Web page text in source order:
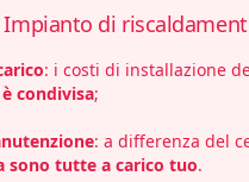
Impianto di
: i costi di installazione
condivisa;
: a differenza del
sono tutte a carico tuo.